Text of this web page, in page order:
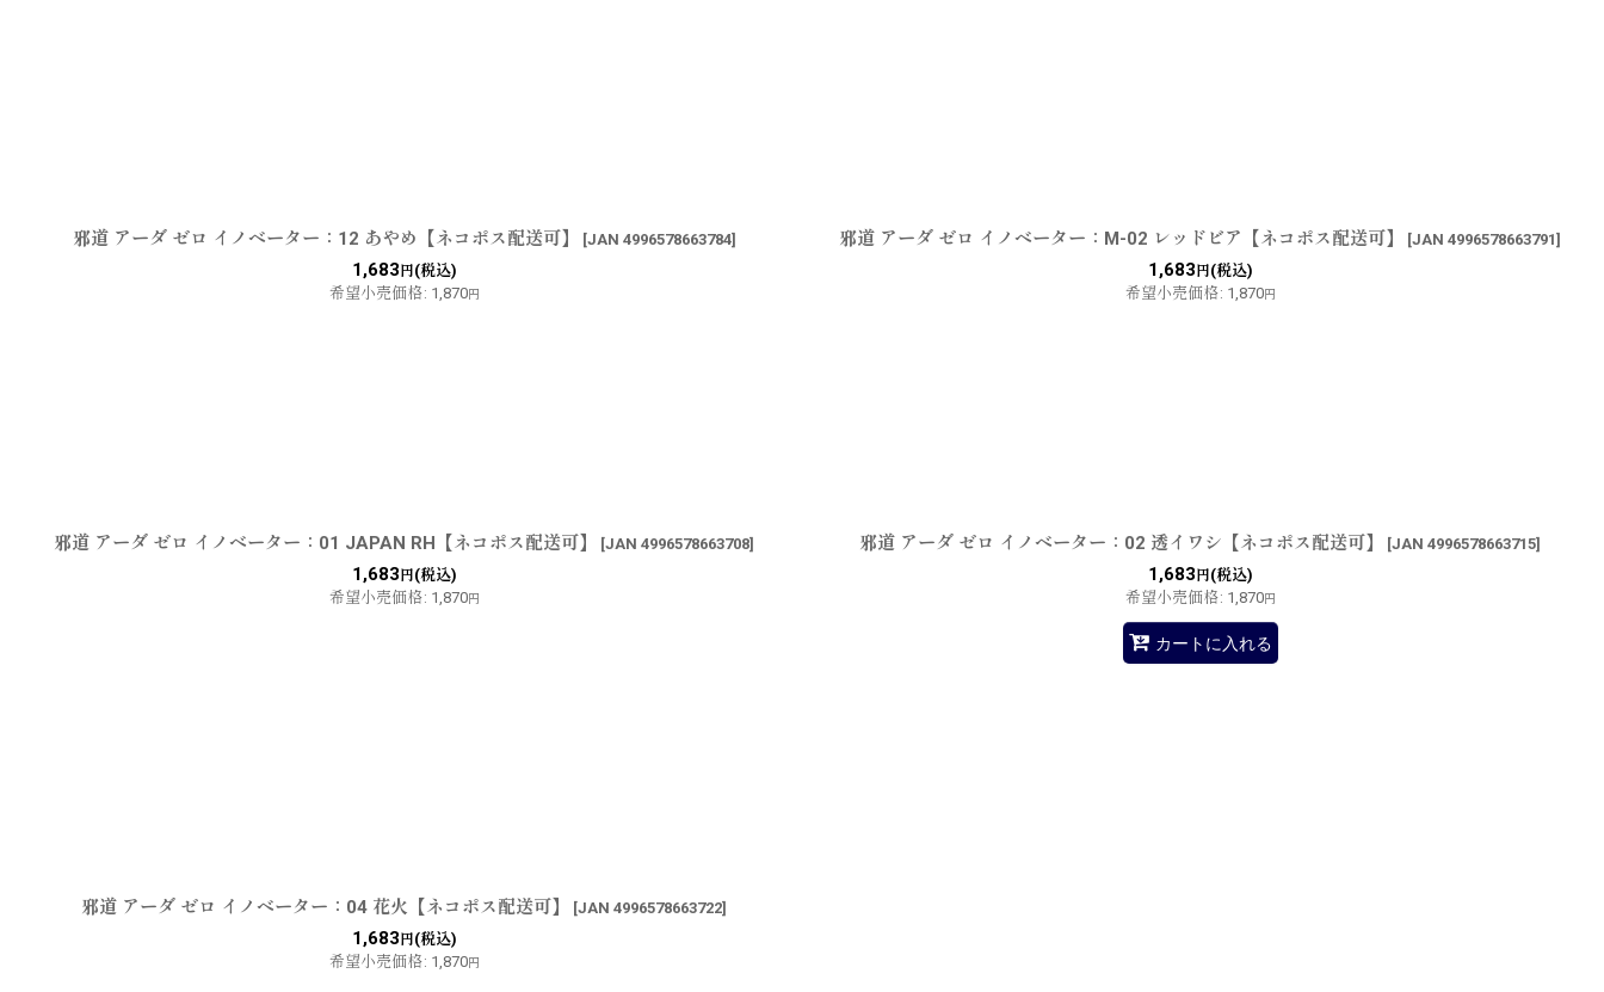
邪道 アーダ ゼロ イノベーター：12 あやめ【ネコポス配送可】 [JAN 4996578663784]
1,683 円(税込)
希望小売価格: 1,870円
邪道 アーダ ゼロ イノベーター：M-02 レッドビア【ネコポス配送可】 [JAN 4996578663791]
1,683 円(税込)
希望小売価格: 1,870円
邪道 アーダ ゼロ イノベーター：01 JAPAN RH【ネコポス配送可】 [JAN 4996578663708]
1,683 円(税込)
希望小売価格: 1,870円
邪道 アーダ ゼロ イノベーター：02 透イワシ【ネコポス配送可】 [JAN 4996578663715]
1,683 円(税込)
希望小売価格: 1,870円
カートに入れる
邪道 アーダ ゼロ イノベーター：04 花火【ネコポス配送可】 [JAN 4996578663722]
1,683 円(税込)
希望小売価格: 1,870円